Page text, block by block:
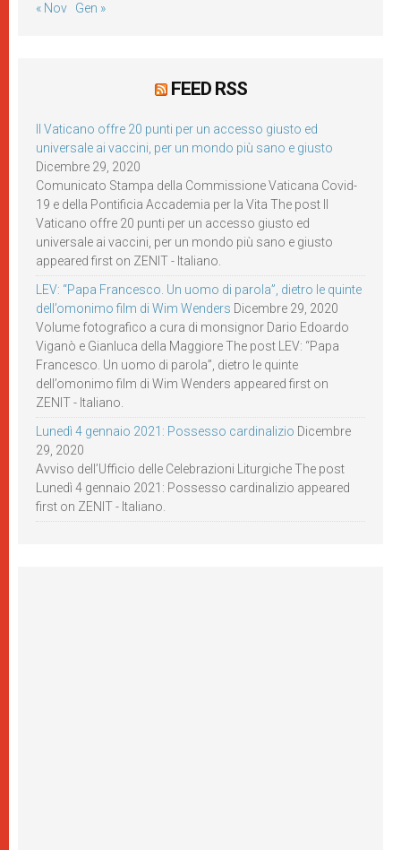
« Nov Gen »
FEED RSS
Il Vaticano offre 20 punti per un accesso giusto ed
universale ai vaccini, per un mondo più sano e giusto
Dicembre 29, 2020
Comunicato Stampa della Commissione Vaticana Covid-
19 e della Pontificia Accademia per la Vita The post Il
Vaticano offre 20 punti per un accesso giusto ed
universale ai vaccini, per un mondo più sano e giusto
appeared first on ZENIT - Italiano.
LEV: “Papa Francesco. Un uomo di parola”, dietro le quinte
dell’omonimo film di Wim Wenders Dicembre 29, 2020
Volume fotografico a cura di monsignor Dario Edoardo
Viganò e Gianluca della Maggiore The post LEV: “Papa
Francesco. Un uomo di parola”, dietro le quinte
dell’omonimo film di Wim Wenders appeared first on
ZENIT - Italiano.
Lunedì 4 gennaio 2021: Possesso cardinalizio Dicembre
29, 2020
Avviso dell’Ufficio delle Celebrazioni Liturgiche The post
Lunedì 4 gennaio 2021: Possesso cardinalizio appeared
first on ZENIT - Italiano.